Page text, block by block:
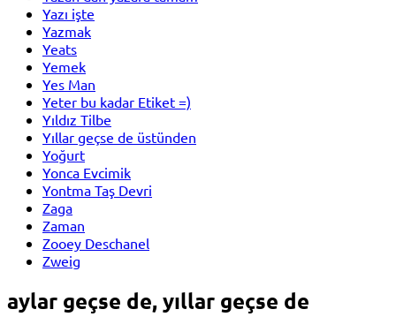
Yazı işte
Yazmak
Yeats
Yemek
Yes Man
Yeter bu kadar Etiket =)
Yıldız Tilbe
Yıllar geçse de üstünden
Yoğurt
Yonca Evcimik
Yontma Taş Devri
Zaga
Zaman
Zooey Deschanel
Zweig
aylar geçse de, yıllar geçse de